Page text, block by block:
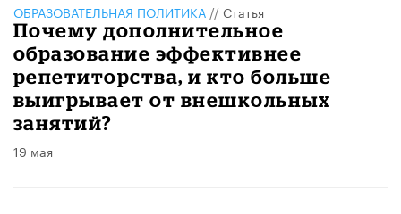
ОБРАЗОВАТЕЛЬНАЯ ПОЛИТИКА // Статья
​Почему дополнительное
образование эффективнее
репетиторства, и кто больше
выигрывает от внешкольных
занятий?
19 мая